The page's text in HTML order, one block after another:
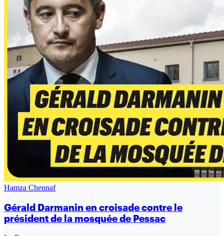
Hamza Chennaf
Gérald Darmanin en croisade contre le
président de la mosquée de Pessac